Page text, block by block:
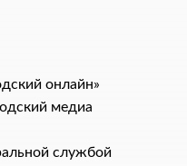
онлайн»
медиа
службой